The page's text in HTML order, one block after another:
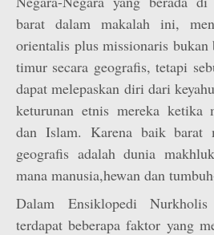
barat dalam makalah ini,
orientalis plus missionaris
timur secara geografis, tetapi
dapat melepaskan diri dari
keturunan etnis mereka ketika
dan Islam. Karena baik barat
geografis adalah dunia
mana manusia,hewan dan
Dalam Ensiklopedi
terdapat beberapa faktor yang